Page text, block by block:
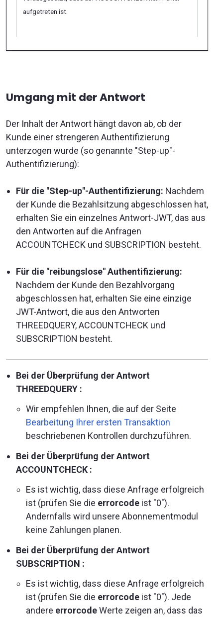
aufgetreten ist.
Umgang mit der Antwort
Der Inhalt der Antwort hängt davon ab, ob der
Kunde einer strengeren Authentifizierung
unterzogen wurde (so genannte "Step-up"-
Authentifizierung):
Für die "Step-up"-Authentifizierung: Nachdem
der Kunde die Bezahlsitzung abgeschlossen hat,
erhalten Sie ein einzelnes Antwort-JWT, das aus
den Antworten auf die Anfragen
ACCOUNTCHECK und SUBSCRIPTION besteht.
Für die "reibungslose" Authentifizierung:
Nachdem der Kunde den Bezahlvorgang
abgeschlossen hat, erhalten Sie eine einzige
JWT-Antwort, die aus den Antworten
THREEDQUERY, ACCOUNTCHECK und
SUBSCRIPTION besteht.
Bei der Überprüfung der Antwort
THREEDQUERY :
Wir empfehlen Ihnen, die auf der Seite
Bearbeitung Ihrer ersten Transaktion
beschriebenen Kontrollen durchzuführen.
Bei der Überprüfung der Antwort
ACCOUNTCHECK :
Es ist wichtig, dass diese Anfrage erfolgreich
ist (prüfen Sie die errorcode ist "0").
Andernfalls wird unsere Abonnementmodul
keine Zahlungen planen.
Bei der Überprüfung der Antwort
SUBSCRIPTION :
Es ist wichtig, dass diese Anfrage erfolgreich
ist (prüfen Sie die errorcode ist "0"). Jede
andere errorcodeWerte zeigen an, dass das